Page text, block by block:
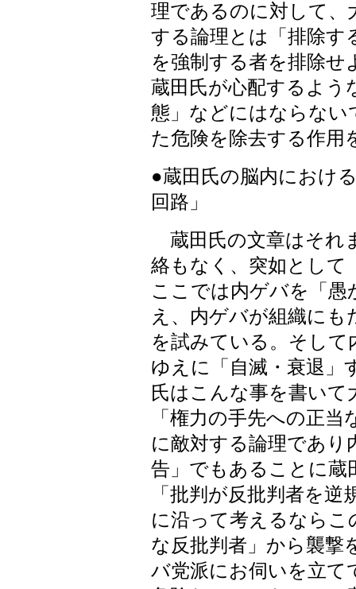
理であるのに対して、
する論理とは「排除す
を強制する者を排除せ
蔵田氏が心配するよう
態」などにはならな
た危険を除去する作用
●蔵田氏の脳内におけ
回路」
蔵田氏の文章はそれ
絡もなく、突如として
ここでは内ゲバを「愚
え、内ゲバが組織に
を試みている。そして
ゆえに「自滅・衰退」
氏はこんな事を書い
「権力の手先への正
に敵対する論理であり
告」でもあることに蔵
「批判が反批判者を
に沿って考えるなら
な反批判者」から襲撃
バ党派にお伺いを立て